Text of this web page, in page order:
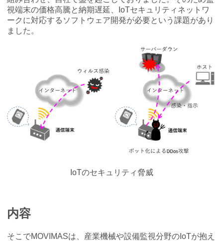
視端末の価格高騰と納期遅延、IoTセキュリティネットワ
ークに対応するソフトウェア開発が必要という課題があり
ました。
IoTのセキュリティ脅威
内容
そこでMOVIMASは、産業機械や設備監視分野のIoTが抱え